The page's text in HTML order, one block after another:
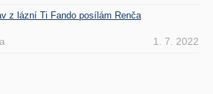
z lázní Ti Fando posílám Renča
1. 7. 2022